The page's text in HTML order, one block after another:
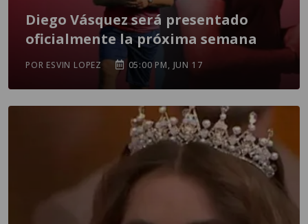
Diego Vásquez será presentado
oficialmente la próxima semana
POR ESVIN LOPEZ 05:00 PM, JUN 17